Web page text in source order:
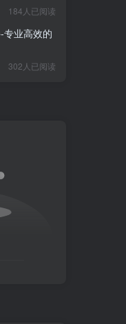
184人已阅读
专业高效的
302人已阅读